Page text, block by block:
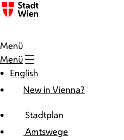
Zum Inhalt
Menü
Menü
English
New in Vienna?
Stadtplan
Amtswege